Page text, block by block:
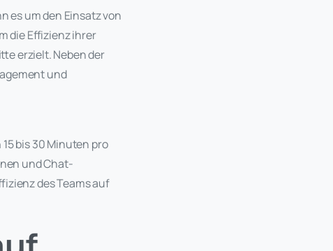
es um den Einsatz von
die Effizienz ihrer
erzielt. Neben der
und
bis 30 Minuten pro
und Chat-
des Teams auf